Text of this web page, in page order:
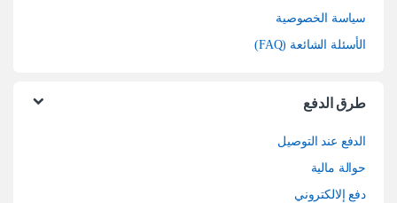
سياسة الخصوصية
الأسئلة الشائعة (FAQ)
طرق الدفع
الدفع عند التوصيل
حوالة مالية
دفع إلالكتروني